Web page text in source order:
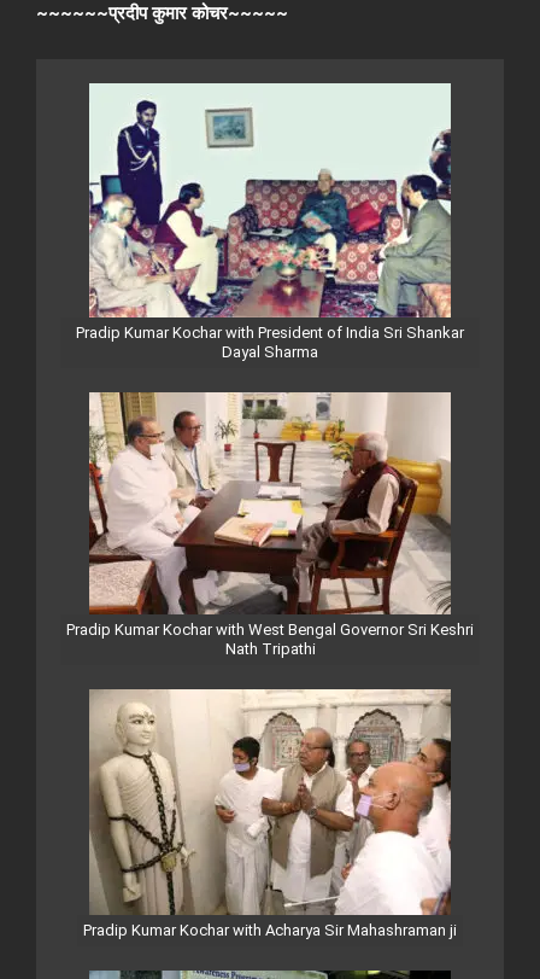
~~~~~~प्रदीप कुमार कोचर~~~~~
Pradip Kumar Kochar with President of India Sri Shankar
Dayal Sharma
Pradip Kumar Kochar with West Bengal Governor Sri Keshri
Nath Tripathi
Pradip Kumar Kochar with Acharya Sir Mahashraman ji